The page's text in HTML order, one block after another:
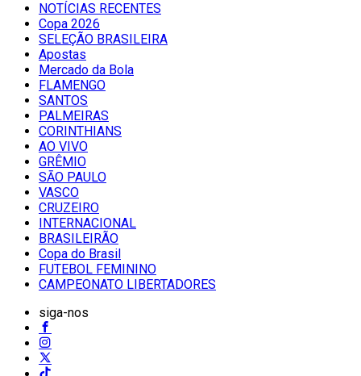
NOTÍCIAS RECENTES
Copa 2026
SELEÇÃO BRASILEIRA
Apostas
Mercado da Bola
FLAMENGO
SANTOS
PALMEIRAS
CORINTHIANS
AO VIVO
GRÊMIO
SĀO PAULO
VASCO
CRUZEIRO
INTERNACIONAL
BRASILEIRÃO
Copa do Brasil
FUTEBOL FEMININO
CAMPEONATO LIBERTADORES
siga-nos